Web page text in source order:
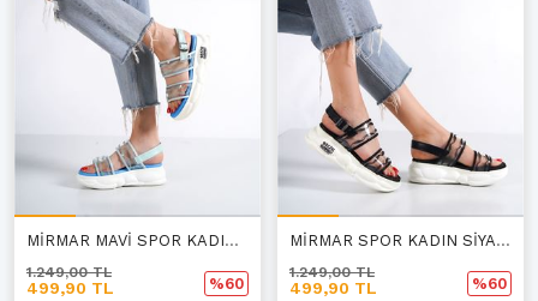
MİRMAR MAVİ SPOR KADIN YAZ SANDALET C-2
499,90 TL
1.249,00 TL
%60
MİRMAR SPOR KADIN SİYAH YAZ SANDALET C-2
499,90 TL
1.249,00 TL
%60